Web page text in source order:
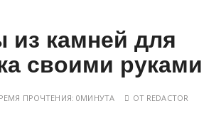
из камней для
своими руками
ПРОЧТЕНИЯ:0МИНУТА ОТ REDACTOR